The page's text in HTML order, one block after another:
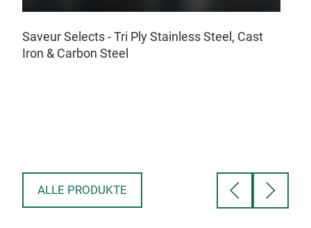
Saveur Selects - Tri Ply Stainless Steel, Cast
Iron & Carbon Steel
ALLE PRODUKTE